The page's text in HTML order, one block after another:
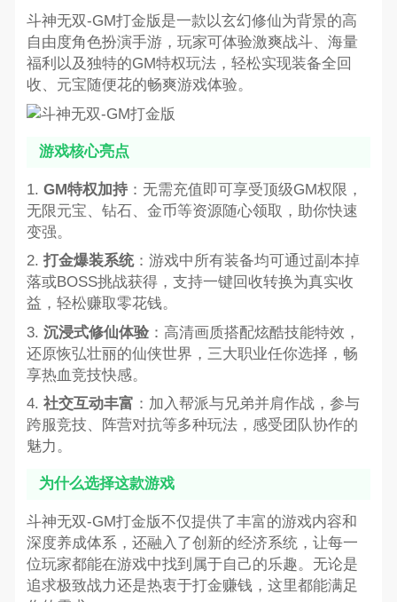
斗神无双-GM打金版是一款以玄幻修仙为背景的高
自由度角色扮演手游，玩家可体验激爽战斗、海量
福利以及独特的GM特权玩法，轻松实现装备全回
收、元宝随便花的畅爽游戏体验。
游戏核心亮点
1. GM特权加持：无需充值即可享受顶级GM权限，
无限元宝、钻石、金币等资源随心领取，助你快速
变强。
2. 打金爆装系统：游戏中所有装备均可通过副本掉
落或BOSS挑战获得，支持一键回收转换为真实收
益，轻松赚取零花钱。
3. 沉浸式修仙体验：高清画质搭配炫酷技能特效，
还原恢弘壮丽的仙侠世界，三大职业任你选择，畅
享热血竞技快感。
4. 社交互动丰富 ：加入帮派与兄弟并肩作战，参与
跨服竞技、阵营对抗等多种玩法，感受团队协作的
魅力。
为什么选择这款游戏
斗神无双-GM打金版不仅提供了丰富的游戏内容和
深度养成体系，还融入了创新的经济系统，让每一
位玩家都能在游戏中找到属于自己的乐趣。无论是
追求极致战力还是热衷于打金赚钱，这里都能满足